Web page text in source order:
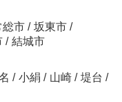
総市 / 坂東市 /
/ 結城市
/ 小絹 / 山崎 / 堤台 /